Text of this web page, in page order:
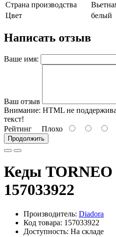
Страна производства
Цвет
белый
Написать отзыв
Ваше имя:
Ваш отзыв
Внимание: HTML не
текст!
Рейтинг Плохо
Продолжить
Кеды TORNEO
157033922
Производитель: Diadora
Код товара: 157033922
Доступность: На складе